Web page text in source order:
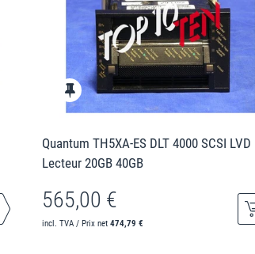
Quantum TH5XA-ES DLT 4000 SCSI LVD
Lecteur 20GB 40GB
565,00 €
incl. TVA / Prix net474,79 €